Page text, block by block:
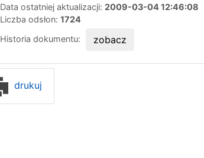
Data ostatniej aktualizacji: 2009-03-04 12:46:08
Liczba odsłon: 1724
Historia dokumentu:
zobacz
drukuj